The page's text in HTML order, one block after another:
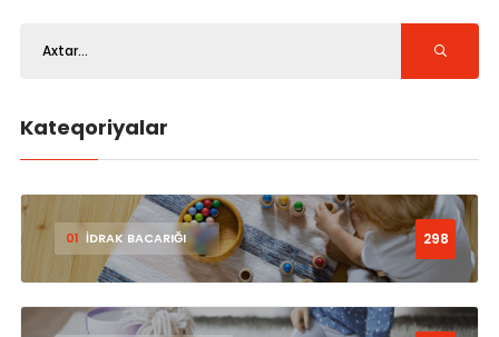
Kateqoriyalar
01 İDRAK BACARIĞI 298